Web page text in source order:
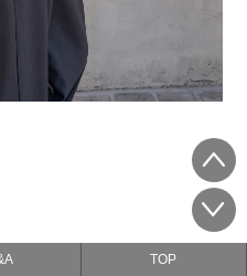
TOP